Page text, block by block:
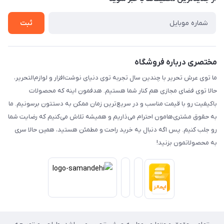
حریم خصوصی
تماس با ما
ثبت
مختصری درباره فروشگاه
ما توی عرش تحریر با چندین سال تجربه توی دنیای نوشت‌افزار و لوازم‌التحریر،
حالا توی فضای مجازی هم کنار شما هستیم. هدفمون اینه که محصولات
باکیفیت رو با قیمت مناسب و در سریع‌ترین زمان ممکن به دستتون برسونیم. ما
به حقوق مشتری‌هامون احترام می‌ذاریم و همیشه تلاش می‌کنیم که رضایت شما
رو جلب کنیم. پس اگه دنبال یه خرید راحت و مطمئن هستید، همین حالا سری
به محصولاتمون بزنید!